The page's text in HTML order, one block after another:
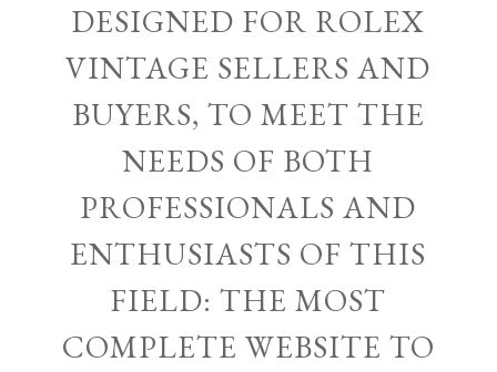
DESIGNED FOR ROLEX
VINTAGE SELLERS AND
BUYERS, TO MEET THE
NEEDS OF BOTH
PROFESSIONALS AND
ENTHUSIASTS OF THIS
FIELD: THE MOST
COMPLETE WEBSITE TO